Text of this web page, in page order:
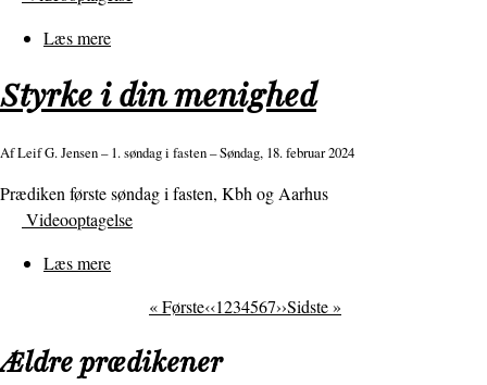
Læs mere
eller
tro?
Styrke i din menighed
AfLeif G. Jensen– 1. søndag i fasten – Søndag, 18. februar 2024
Prædiken første søndag i fasten, Kbh og Aarhus
Videooptagelse
Læs mere
menighed
Første
« FørsteForrige
‹‹Side
1Side
2Side
3Side
4Side
5Side
6Side
7Next
››Sidste
Sidste »
Ældre prædikener